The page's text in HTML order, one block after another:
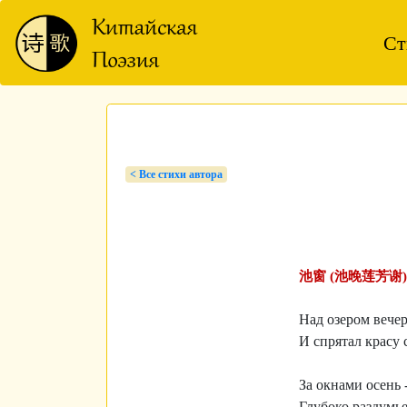
< Bсе стихи автора
池窗 (池晚莲芳谢)
Над озером
И спрятал красу
За окнами осень